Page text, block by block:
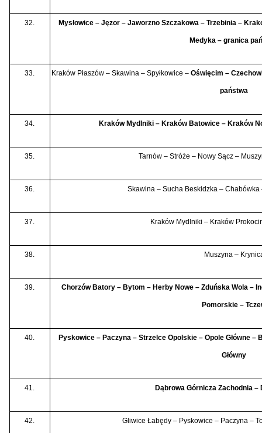
32. Mysłowice – Jęzor – Jaworzno Szczakowa – Trzebinia –
Medyka – granica
33. Kraków Płaszów – Skawina – Spyłkowice – Oświęcim –
państwa
34. Kraków Mydlniki – Kraków Batowice – Kraków
35. Tarnów – Stróże – Nowy Sącz –
36. Skawina – Sucha Beskidzka – Chabówka
37. Kraków Mydlniki – Kraków
38. Muszyna –
39. Chorzów Batory – Bytom – Herby Nowe – Zduńska Wola –
Pomorskie –
40. Pyskowice – Paczyna – Strzelce Opolskie – Opole Główne –
Główny
41. Dąbrowa Górnicza Zachodnia –
42. Gliwice Łabędy – Pyskowice – Paczyna –